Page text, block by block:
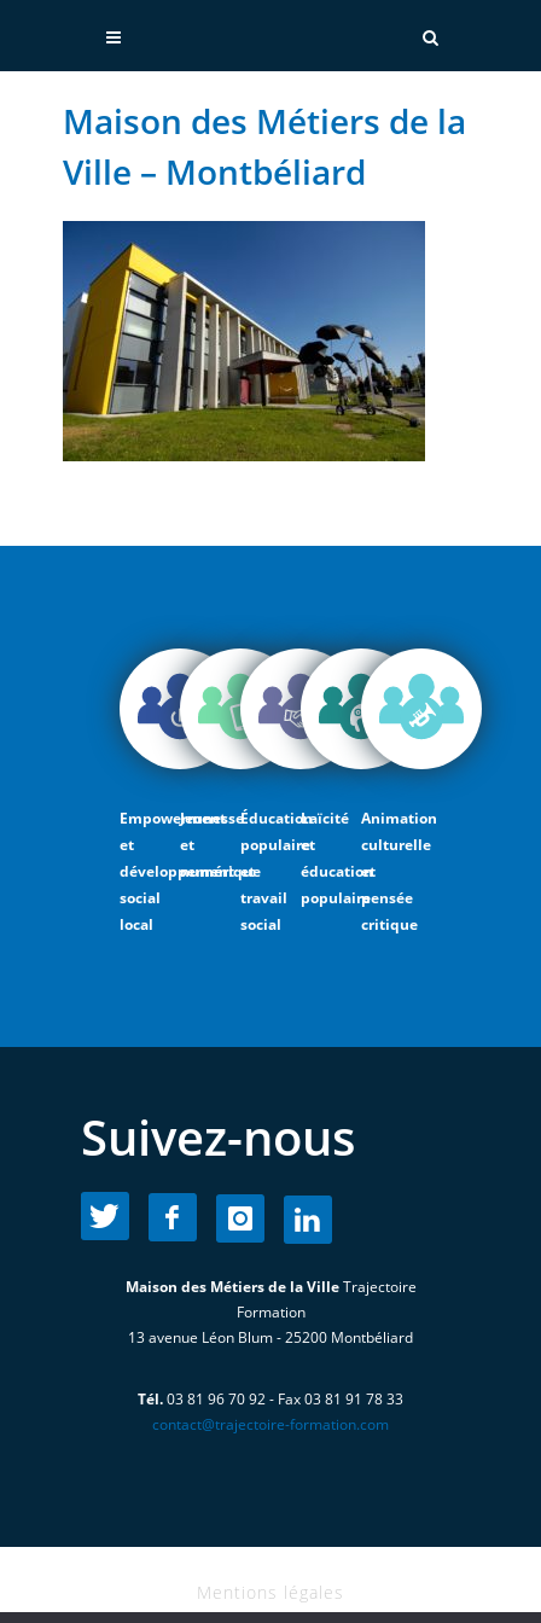
Maison des Métiers de la
Ville – Montbéliard
Empowerment
et
développement
social
local
Jeunesse
et
numérique
Éducation
populaire
et
travail
social
Laïcité
et
éducation
populaire
Animation
culturelle
et
pensée
critique
Suivez-nous
Maison des Métiers de la VilleTrajectoire
Formation
13 avenue Léon Blum - 25200 Montbéliard
Tél.03 81 96 70 92 - Fax 03 81 91 78 33
contact@trajectoire-formation.com
Mentions légales